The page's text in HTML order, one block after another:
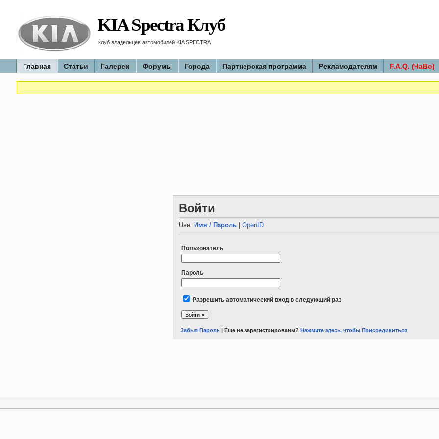
KIA Spectra Клуб
клуб владельцев автомобилей KIA SPECTRA
Главная Статьи Галереи Форумы Города Партнерская программа Рекламодателям F.A.Q. (ЧаВо)
Войти
Use: Имя / Пароль| OpenID
Пользователь
Пароль
Разрешить автоматический вход в следующий раз
Забыл Пароль| Еще не зарегистрированы? Нажмите здесь, чтобы Присоединиться